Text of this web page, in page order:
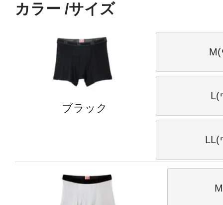
カラー サイズ
ブラック
L(
LL(